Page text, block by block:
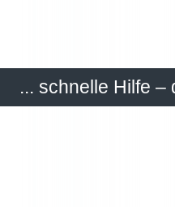
... schnelle Hilfe –